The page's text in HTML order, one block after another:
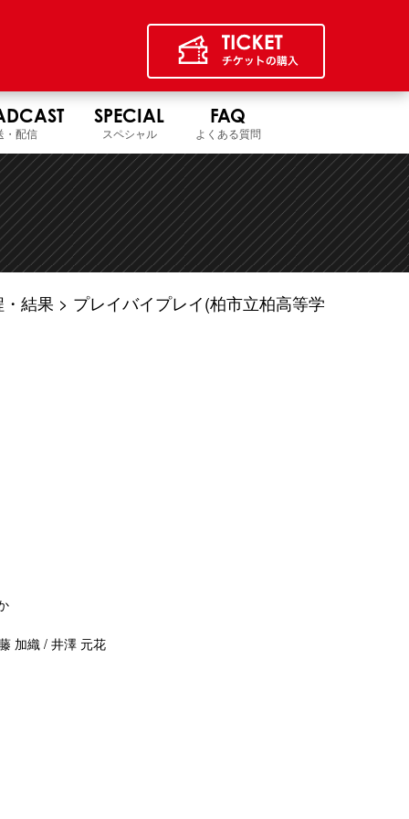
・配信
SPECIAL
スペシャル
FAQ
よくある質問
・結果
プレイバイプレイ(柏市立柏高等学
加織 / 井澤 元花